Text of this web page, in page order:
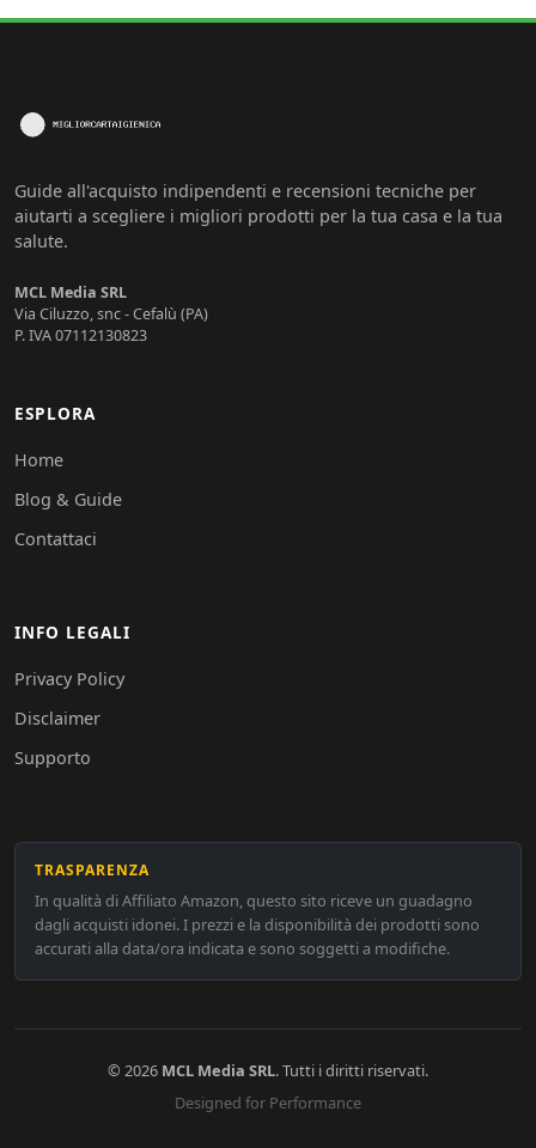
Guide all'acquisto indipendenti e recensioni tecniche per
aiutarti a scegliere i migliori prodotti per la tua casa e la tua
salute.
MCL Media SRL
Via Ciluzzo, snc - Cefalù (PA)
P. IVA 07112130823
ESPLORA
Home
Blog & Guide
Contattaci
INFO LEGALI
Privacy Policy
Disclaimer
Supporto
TRASPARENZA
In qualità di Affiliato Amazon, questo sito riceve un guadagno
dagli acquisti idonei. I prezzi e la disponibilità dei prodotti sono
accurati alla data/ora indicata e sono soggetti a modifiche.
© 2026 MCL Media SRL. Tutti i diritti riservati.
Designed for Performance